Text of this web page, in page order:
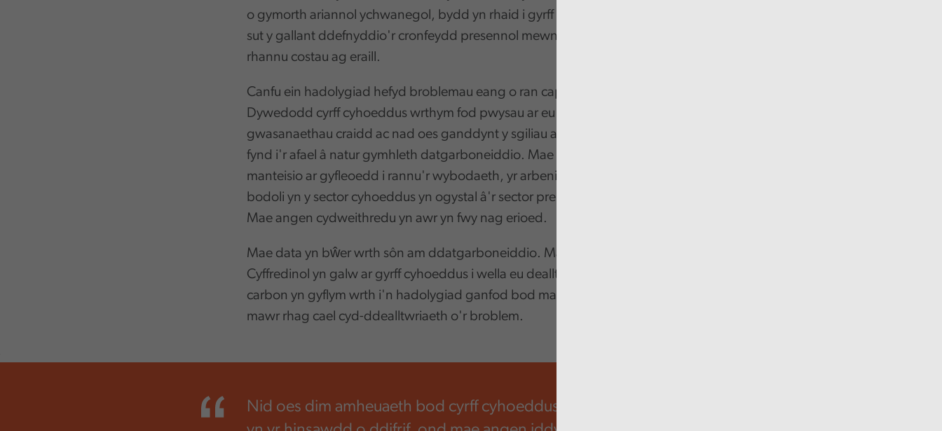
o gymorth ariannol ychwanegol, bydd yn rhaid i gyrff cyhoeddus feddwl am
sut y gallant ddefnyddio'r cronfeydd presennol mewn ffyrdd gwahanol a
rhannu costau ag eraill.
Canfu ein hadolygiad hefyd broblemau eang o ran capasiti a bylchau sgiliau.
Dywedodd cyrff cyhoeddus wrthym fod pwysau ar eu hadnoddau i ddarparu
gwasanaethau craidd ac nad oes ganddynt y sgiliau arbenigol o reidrwydd i
fynd i'r afael â natur gymhleth datgarboneiddio. Mae angen i gyrff cyhoeddus
manteisio ar gyfleoedd i rannu'r wybodaeth, yr arbenigedd a'r capasiti sy'n
bodoli yn y sector cyhoeddus yn ogystal â'r sector preifat a'r trydydd sector.
Mae angen cydweithredu yn awr yn fwy nag erioed.
Mae data yn bŵer wrth sôn am ddatgarboneiddio. Mae'r Archwilydd
Cyffredinol yn galw ar gyrff cyhoeddus i wella eu dealltwriaeth o'u hallyriadau
carbon yn gyflym wrth i'n hadolygiad ganfod bod materion data yn rhwystr
mawr rhag cael cyd-ddealltwriaeth o'r broblem.
Nid oes dim amheuaeth bod cyrff cyhoeddus yn cymryd newid